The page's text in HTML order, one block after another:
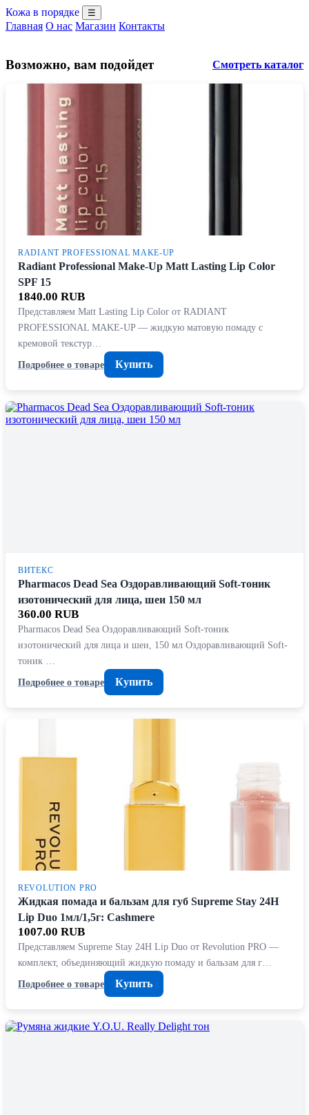
Кожа в порядке ☰
Главная О нас Магазин Контакты
Возможно, вам подойдет Смотреть каталог
RADIANT PROFESSIONAL MAKE-UP
Radiant Professional Make-Up Matt Lasting Lip Color
SPF 15
1840.00 RUB
Представляем Matt Lasting Lip Color от RADIANT
PROFESSIONAL MAKE-UP — жидкую матовую помаду с
кремовой текстур…
Подробнее о товаре
Купить
ВИТЕКС
Pharmacos Dead Sea Оздоравливающий Soft-тоник
изотонический для лица, шеи 150 мл
360.00 RUB
Pharmacos Dead Sea Оздоравливающий Soft-тоник
изотонический для лица и шеи, 150 мл Оздоравливающий Soft-
тоник …
Подробнее о товаре
Купить
REVOLUTION PRO
Жидкая помада и бальзам для губ Supreme Stay 24H
Lip Duo 1мл/1,5г: Cashmere
1007.00 RUB
Представляем Supreme Stay 24H Lip Duo от Revolution PRO —
комплект, объединяющий жидкую помаду и бальзам для г…
Подробнее о товаре
Купить